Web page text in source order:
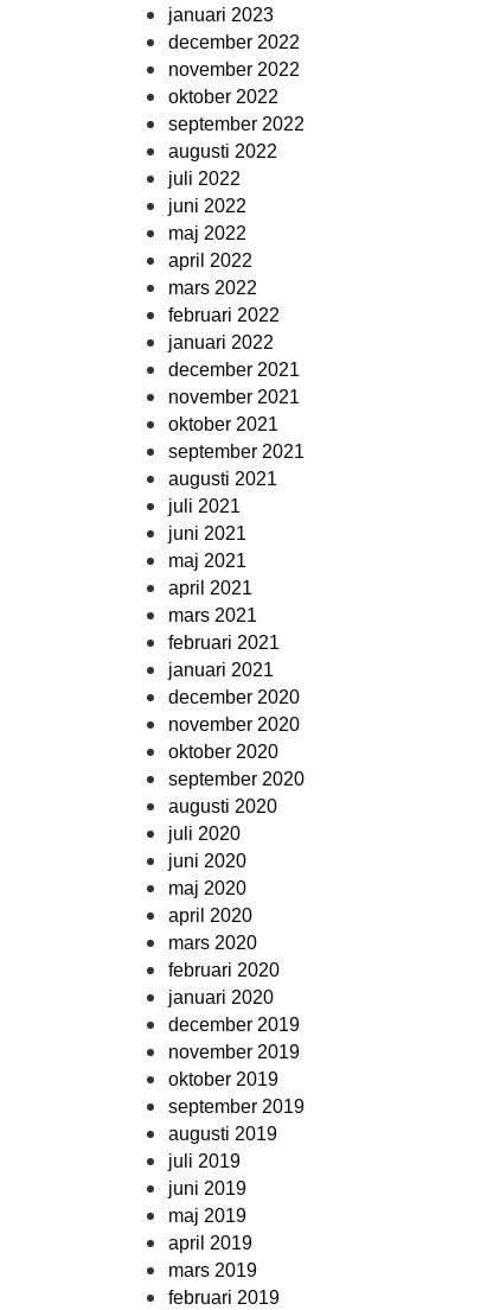
januari 2023
december 2022
november 2022
oktober 2022
september 2022
augusti 2022
juli 2022
juni 2022
maj 2022
april 2022
mars 2022
februari 2022
januari 2022
december 2021
november 2021
oktober 2021
september 2021
augusti 2021
juli 2021
juni 2021
maj 2021
april 2021
mars 2021
februari 2021
januari 2021
december 2020
november 2020
oktober 2020
september 2020
augusti 2020
juli 2020
juni 2020
maj 2020
april 2020
mars 2020
februari 2020
januari 2020
december 2019
november 2019
oktober 2019
september 2019
augusti 2019
juli 2019
juni 2019
maj 2019
april 2019
mars 2019
februari 2019